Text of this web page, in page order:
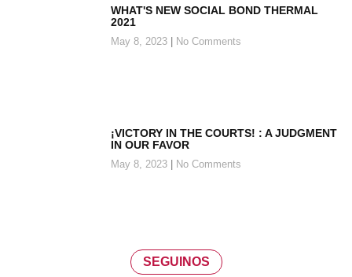
WHAT'S NEW SOCIAL BOND THERMAL
2021
May 8, 2023 No Comments
¡VICTORY IN THE COURTS! : A JUDGMENT
IN OUR FAVOR
May 8, 2023 No Comments
SEGUINOS